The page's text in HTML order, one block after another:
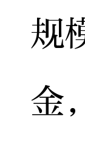
规
金